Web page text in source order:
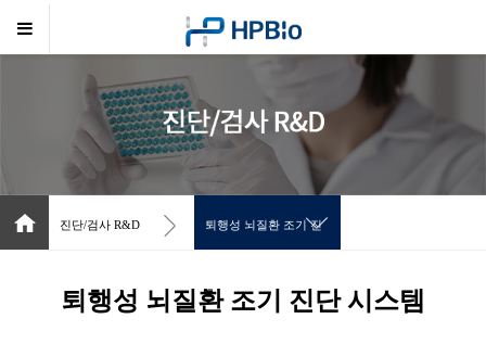
진단/검사 R&D 퇴행성 뇌질환 조기 진
퇴행성 뇌질환 조기 진단 시스템